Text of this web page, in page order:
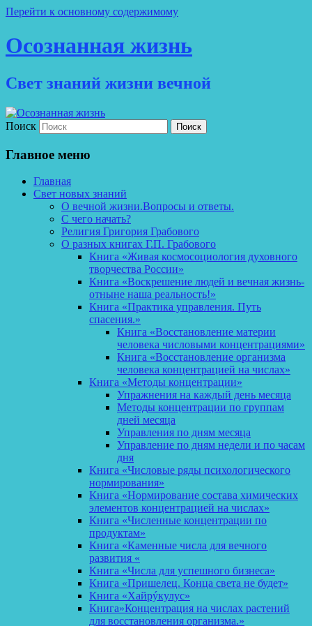
Перейти к основному содержимому
Осознанная жизнь
Свет знаний жизни вечной
Поиск
Главное меню
Главная
Свет новых знаний
О вечной жизни.Вопросы и ответы.
С чего начать?
Религия Григория Грабового
О разных книгах Г.П. Грабового
Книга «Живая космосоциология духовного
творчества России»
Книга «Воскрешение людей и вечная жизнь-
отныне наша реальность!»
Книга «Практика управления. Путь
спасения.»
Книга «Восстановление материи
человека числовыми концентрациями»
Книга «Восстановление организма
человека концентрацией на числах»
Книга «Методы концентрации»
Упражнения на каждый день месяца
Методы концентрации по группам
дней месяца
Управления по дням месяца
Управление по дням недели и по часам
дня
Книга «Числовые ряды психологического
нормирования»
Книга «Нормирование состава химических
элементов концентрацией на числах»
Книга «Численные концентрации по
продуктам»
Книга «Каменные числа для вечного
развития «
Книга «Числа для успешного бизнеса»
Книга «Пришелец. Конца света не будет»
Книга «Хайрýкулус»
Книга»Концентрация на числах растений
для восстановления организма.»